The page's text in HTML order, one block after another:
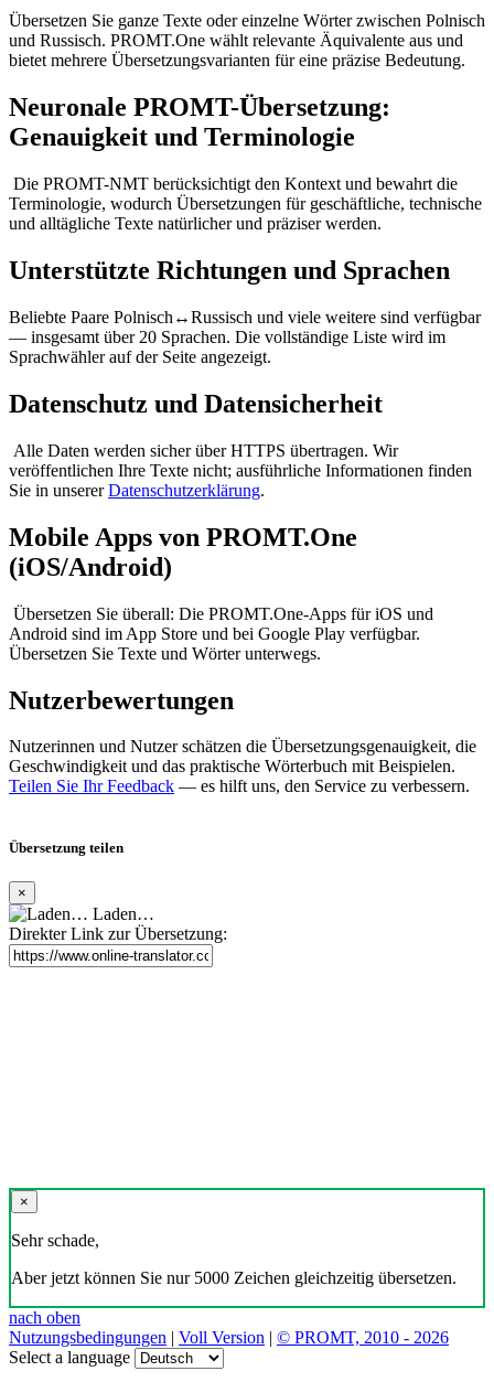
Übersetzen Sie ganze Texte oder einzelne Wörter zwischen Polnisch
und Russisch. PROMT.One wählt relevante Äquivalente aus und
bietet mehrere Übersetzungsvarianten für eine präzise Bedeutung.
Neuronale PROMT-Übersetzung:
Genauigkeit und Terminologie
Die PROMT-NMT berücksichtigt den Kontext und bewahrt die
Terminologie, wodurch Übersetzungen für geschäftliche, technische
und alltägliche Texte natürlicher und präziser werden.
Unterstützte Richtungen und Sprachen
Beliebte Paare Polnisch↔Russisch und viele weitere sind verfügbar
— insgesamt über 20 Sprachen. Die vollständige Liste wird im
Sprachwähler auf der Seite angezeigt.
Datenschutz und Datensicherheit
Alle Daten werden sicher über HTTPS übertragen. Wir
veröffentlichen Ihre Texte nicht; ausführliche Informationen finden
Sie in unsererDatenschutzerklärung.
Mobile Apps von PROMT.One
(iOS/Android)
Übersetzen Sie überall: Die PROMT.One-Apps für iOS und
Android sind im App Store und bei Google Play verfügbar.
Übersetzen Sie Texte und Wörter unterwegs.
Nutzerbewertungen
Nutzerinnen und Nutzer schätzen die Übersetzungsgenauigkeit, die
Geschwindigkeit und das praktische Wörterbuch mit Beispielen.
Teilen Sie Ihr Feedback — es hilft uns, den Service zu verbessern.
Übersetzung teilen
×
Laden…
Direkter Link zur Übersetzung:
×
Sehr schade,
Aber jetzt können Sie nur 5000 Zeichen gleichzeitig übersetzen.
nach oben
Nutzungsbedingungen | Voll Version | © PROMT, 2010 - 2026
Select a language